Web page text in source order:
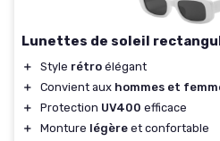
Lunettes de soleil
＋ Style rétro élégant
＋
Convient aux hommes et
＋
Protection UV400 efficace
＋
Monture légère et confortable